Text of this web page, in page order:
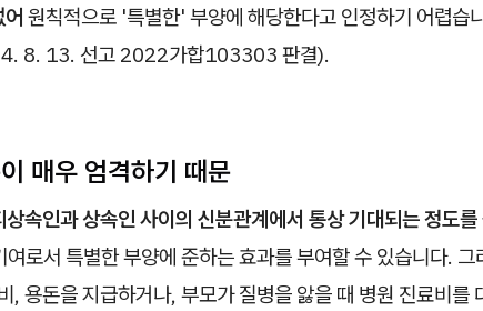
어 원칙적으로 '특별한' 부양에 해당한다고 인정하기 어렵습
8. 13. 선고 2022가합103303 판결).
매우 엄격하기 때문
속인과 상속인 사이의 신분관계에서 통상 기대되는 정도를
로서 특별한 부양에 준하는 효과를 부여할 수 있습니다. 그
, 용돈을 지급하거나, 부모가 질병을 앓을 때 병원 진료비를